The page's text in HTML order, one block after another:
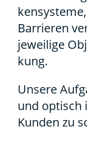
Bar­rie­ren
jewei­li­ge
kung.
Unse­re
und optisch
Kun­den zu